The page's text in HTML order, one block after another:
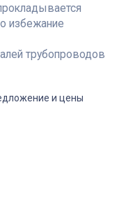
избежание
трубопроводов
и цены